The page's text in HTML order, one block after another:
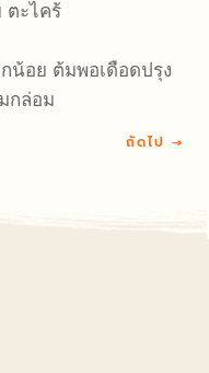
ตะไคร้
น้อย ต้มพอเดือดปรุง
กล่อม
ถัดไป →